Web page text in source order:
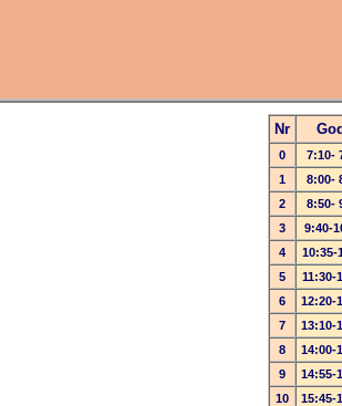
Nr
0
7:10-
1
8:00-
2
8:50-
3
9:40-
4
10:35-
5
11:30-
6
12:20-
7
13:10-
8
14:00-
9
14:55-
10
15:45-